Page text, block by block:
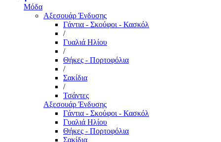
Μόδα
Αξεσουάρ Ένδυσης
Γάντια - Σκούφοι - Κασκόλ
/
Γυαλιά Ηλίου
/
Θήκες - Πορτοφόλια
/
Σακίδια
/
Τσάντες
Αξεσουάρ Ένδυσης
Γάντια - Σκούφοι - Κασκόλ
Γυαλιά Ηλίου
Θήκες - Πορτοφόλια
Σακίδια